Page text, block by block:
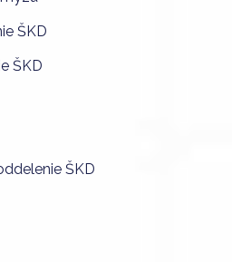
ŠKD
ŠKD
ŠKD